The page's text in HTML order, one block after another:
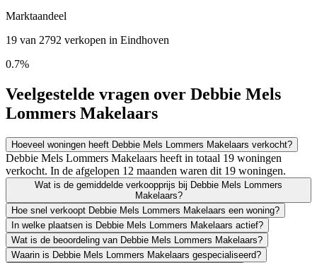
Marktaandeel
19 van 2792 verkopen in Eindhoven
0.7%
Veelgestelde vragen over Debbie Mels
Lommers Makelaars
Hoeveel woningen heeft Debbie Mels Lommers Makelaars verkocht?
Debbie Mels Lommers Makelaars heeft in totaal 19 woningen
verkocht. In de afgelopen 12 maanden waren dit 19 woningen.
Wat is de gemiddelde verkoopprijs bij Debbie Mels Lommers
Makelaars?
Hoe snel verkoopt Debbie Mels Lommers Makelaars een woning?
In welke plaatsen is Debbie Mels Lommers Makelaars actief?
Wat is de beoordeling van Debbie Mels Lommers Makelaars?
Waarin is Debbie Mels Lommers Makelaars gespecialiseerd?